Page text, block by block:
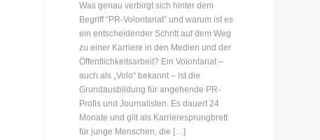
Was genau verbirgt sich hinter dem
Begriff “PR-Volontariat” und warum ist es
ein entscheidender Schritt auf dem Weg
zu einer Karriere in den Medien und der
Öffentlichkeitsarbeit? Ein Volontariat –
auch als „Volo“ bekannt – ist die
Grundausbildung für angehende PR-
Profis und Journalisten. Es dauert 24
Monate und gilt als Karrieresprungbrett
für junge Menschen, die […]